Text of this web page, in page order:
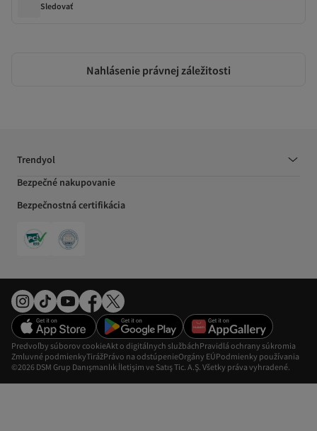
Sledovať
Nahlásenie právnej záležitosti
Trendyol
Bezpečné nakupovanie
Bezpečnostná certifikácia
©2026 DSM Grup Danışmanlık İletişim ve Satış Tic. A.Ş. Všetky práva vyhradené.
Predvoľby súborov cookieAkt o digitálnych službáchPravidlá ochrany súkromia
Zmluvné podmienkyTirážPrávo na odstúpenieOrgány EÚPodmienky používania